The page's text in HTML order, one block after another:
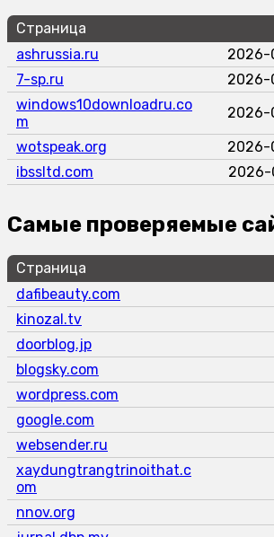
Страница
ashrussia.ru
2026-
7-sp.ru
2026-
windows10downloadru.co
m
2026-
wotspeak.org
2026-
ibssltd.com
2026-
Самые проверяемые
Страница
dafibeauty.com
kinozal.tv
doorblog.jp
blogsky.com
wordpress.com
google.com
websender.ru
xaydungtrangtrinoithat.c
om
nnov.org